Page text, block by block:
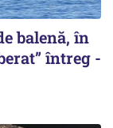
balenă, în
întreg -